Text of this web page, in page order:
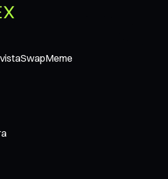
SwapMeme